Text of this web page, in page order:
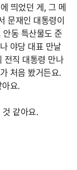
띄었던 게, 그 메
문재인 대통령이
동 특산물도 준
야당 대표 만날
전직 대통령 만나
처음 봤거든요.
요.
같아요.